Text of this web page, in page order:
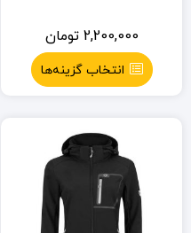
2,200,000 تومان
انتخاب گزینه‌ها